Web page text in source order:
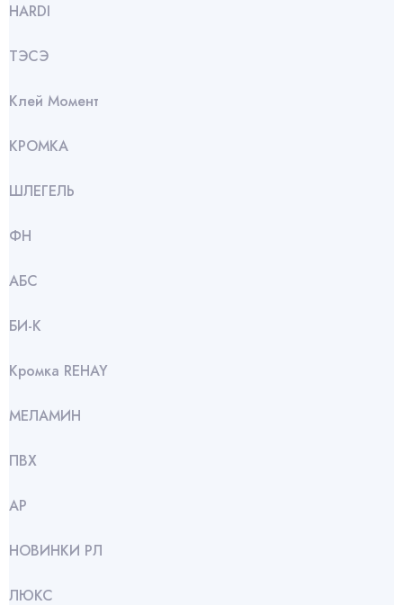
HARDI
ТЭСЭ
Клей Момент
КРОМКА
ШЛЕГЕЛЬ
ФН
АБС
БИ-К
Кромка REHAY
МЕЛАМИН
ПВХ
АР
НОВИНКИ РЛ
ЛЮКС